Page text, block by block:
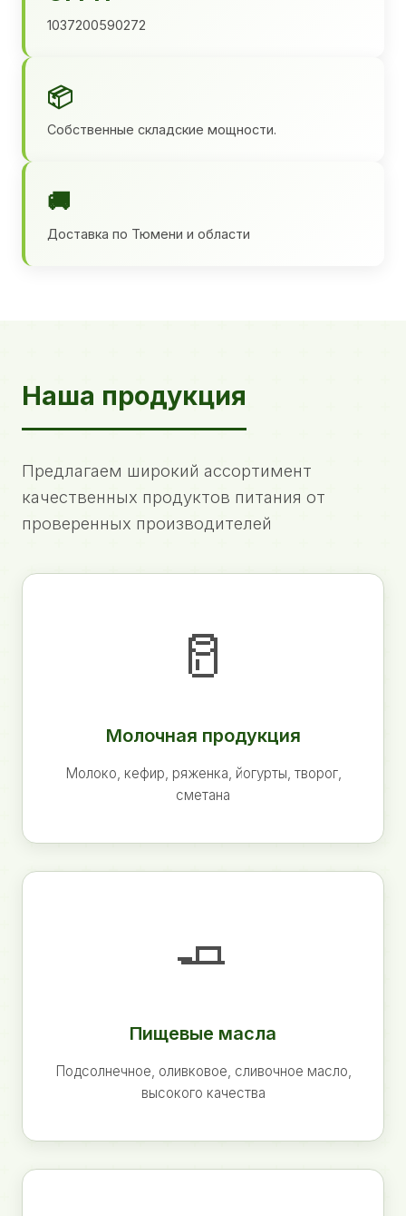
1037200590272
📦
Собственные складские мощности.
🚚
Доставка по Тюмени и области
Наша продукция
Предлагаем широкий ассортимент
качественных продуктов питания от
проверенных производителей
🥛
Молочная продукция
Молоко, кефир, ряженка, йогурты, творог,
сметана
🧈
Пищевые масла
Подсолнечное, оливковое, сливочное масло,
высокого качества